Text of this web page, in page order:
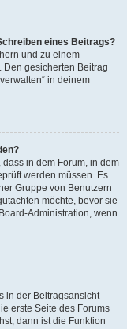
eines Beitrags?
und zu einem
gesicherten Beitrag
in deinem
in dem Forum, in dem
werden müssen. Es
Gruppe von Benutzern
möchte, bevor sie
Administration, wenn
in der Beitragsansicht
erste Seite des Forums
dann ist die Funktion